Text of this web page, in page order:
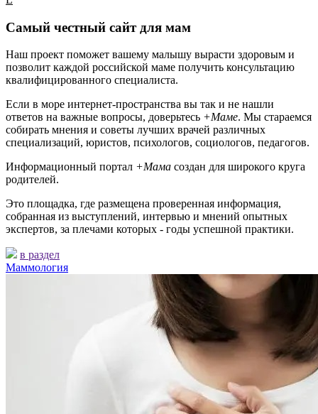
Самый честный сайт для мам
Наш проект поможет вашему малышу вырасти здоровым и
позволит каждой российской маме получить консультацию
квалифицированного специалиста.
Если в море интернет-пространства вы так и не нашли
ответов на важные вопросы, доверьтесь +Маме. Мы стараемся
собирать мнения и советы лучших врачей различных
специализаций, юристов, психологов, социологов, педагогов.
Информационный портал +Мама создан для широкого круга
родителей.
Это площадка, где размещена проверенная информация,
собранная из выступлений, интервью и мнений опытных
экспертов, за плечами которых - годы успешной практики.
в раздел
Маммология